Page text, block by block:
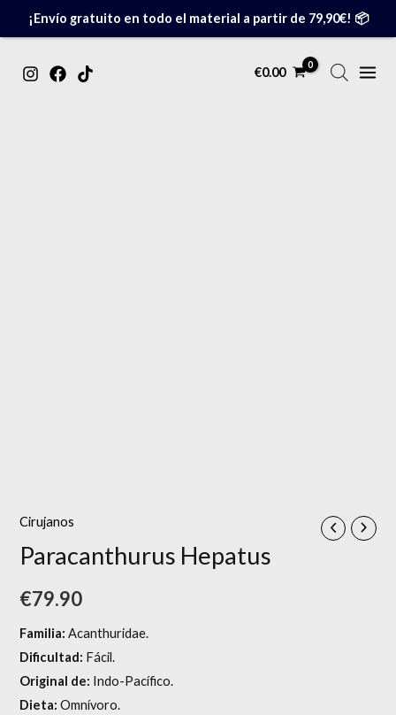
al
€0.00
MENU
Cirujanos
Paracanthurus Hepatus
€79.90
Familia: Acanthuridae.
Dificultad: Fácil.
Original de: Indo-Pacífico.
Dieta:Omnívoro.
¡Envío gratuito en todo el material a partir de 79,90€! 📦